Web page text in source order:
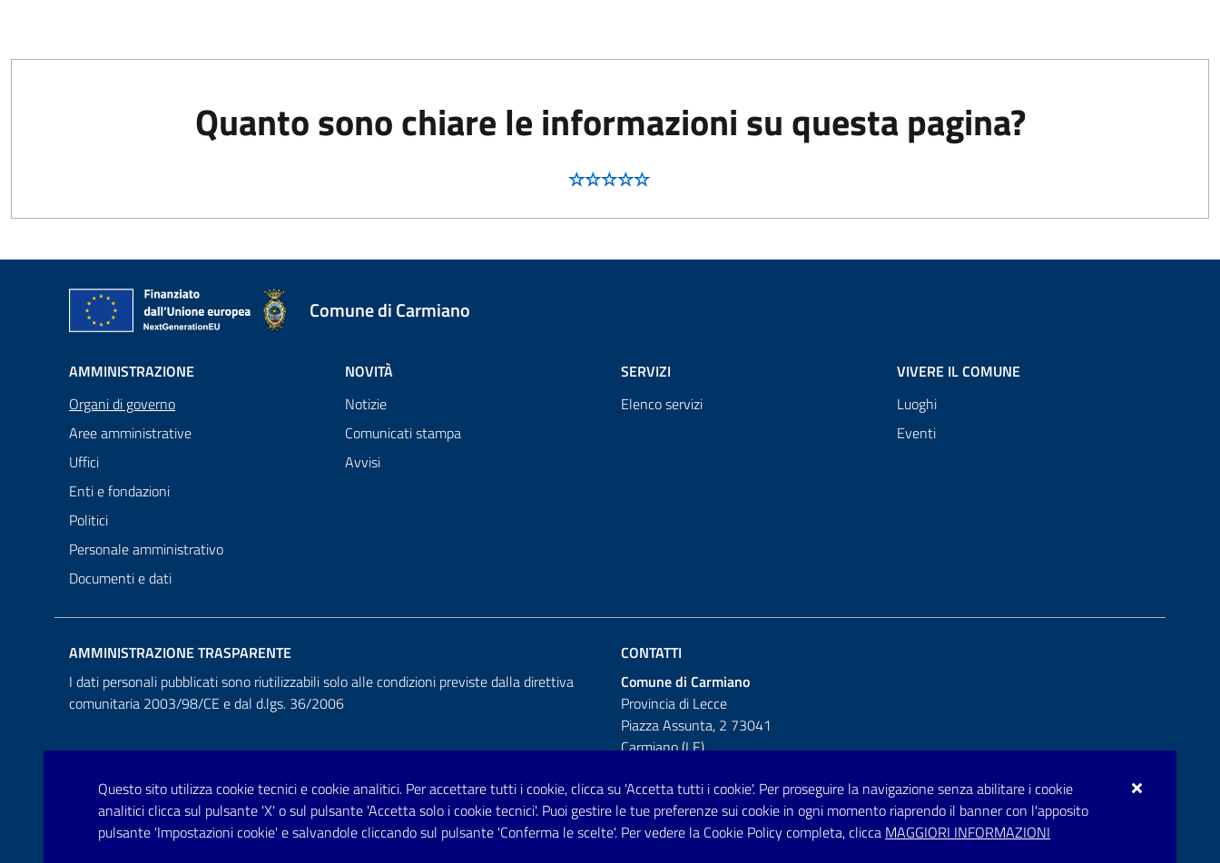
Questo sito utilizza cookie tecnici e cookie analitici. Per accettare tutti i cookie, clicca su 'Accetta tutti i cookie'. Per proseguire la navigazione senza abilitare i cookie
analitici clicca sul pulsante 'X' o sul pulsante 'Accetta solo i cookie tecnici'. Puoi gestire le tue preferenze sui cookie in ogni momento riaprendo il banner con l'apposito
pulsante 'Impostazioni cookie' e salvandole cliccando sul pulsante 'Conferma le scelte'. Per vedere la Cookie Policy completa, clicca MAGGIORI INFORMAZIONI
Quanto sono chiare le informazioni su questa pagina?
Comune di Carmiano
AMMINISTRAZIONE
Organi di governo
Aree amministrative
Uffici
Enti e fondazioni
Politici
Personale amministrativo
Documenti e dati
NOVITÀ
Notizie
Comunicati stampa
Avvisi
SERVIZI
Elenco servizi
VIVERE IL COMUNE
Luoghi
Eventi
AMMINISTRAZIONE TRASPARENTE
I dati personali pubblicati sono riutilizzabili solo alle condizioni previste dalla direttiva
comunitaria 2003/98/CE e dal d.lgs. 36/2006
CONTATTI
Comune di Carmiano
Provincia di Lecce
Piazza Assunta, 2 73041
Carmiano (LE)
Telefono: 0832 600001
Posta Elettronica Certificata: